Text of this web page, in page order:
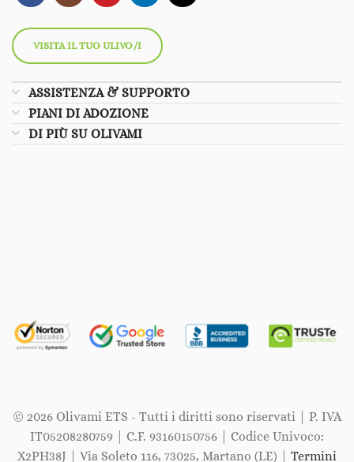
VISITA IL TUO ULIVO/I
ASSISTENZA & SUPPORTO
PIANI DI ADOZIONE
DI PIÙ SU OLIVAMI
© 2026 Olivami ETS - Tutti i diritti sono riservati | P. IVA
IT05208280759 | C.F. 93160150756 | Codice Univoco:
X2PH38J | Via Soleto 116, 73025, Martano (LE) | Termini